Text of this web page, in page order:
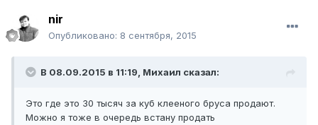
nir
Опубликовано: 8 сентября, 2015
В 08.09.2015 в 11:19, Михаил сказал:
Это где это 30 тысяч за куб клееного бруса продают.
Можно я тоже в очередь встану продать